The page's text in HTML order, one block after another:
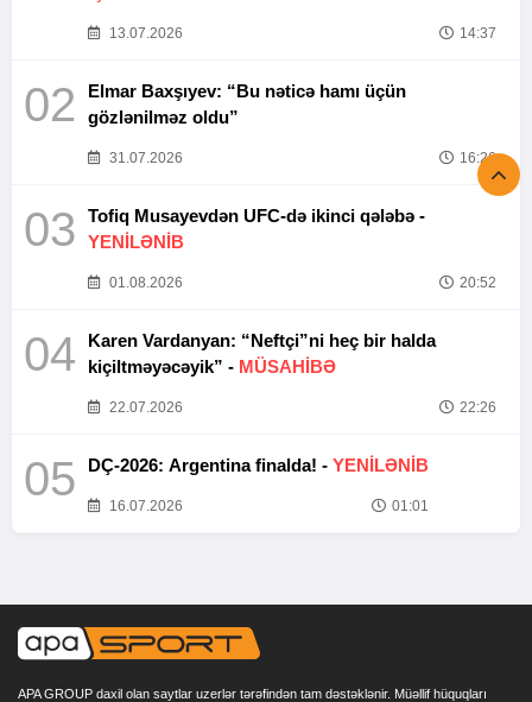
13.07.2026 14:37
02
Elmar Baxşıyev: “Bu nəticə hamı üçün
gözlənilməz oldu”
31.07.2026 16:26
03
Tofiq Musayevdən UFC-də ikinci qələbə -
YENİLƏNİB
01.08.2026 20:52
04
Karen Vardanyan: “Neftçi”ni heç bir halda
kiçiltməyəcəyik” - MÜSAHİBƏ
22.07.2026 22:26
05 DÇ-2026: Argentina finalda! - YENİLƏNİB
16.07.2026 01:01
APA GROUP daxil olan saytlar uzerlər tərəfindən tam dəstəklənir. Müəllif hüquqları